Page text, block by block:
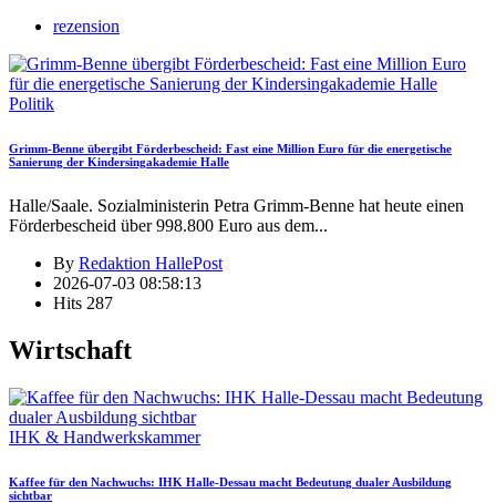
rezension
Politik
Grimm-Benne übergibt Förderbescheid: Fast eine Million Euro für die energetische
Sanierung der Kindersingakademie Halle
Halle/Saale. Sozialministerin Petra Grimm-Benne hat heute einen
Förderbescheid über 998.800 Euro aus dem...
By Redaktion HallePost
2026-07-03 08:58:13
Hits 287
Wirtschaft
IHK & Handwerkskammer
Kaffee für den Nachwuchs: IHK Halle-Dessau macht Bedeutung dualer Ausbildung
sichtbar